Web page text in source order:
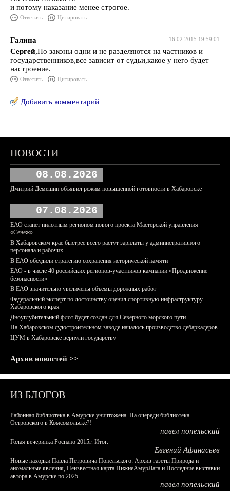
и потому наказание менее строгое.
Ответить Цитировать
16.02.2015 19:59:01
Галина
Сергей,Но законы одни и не разделяются на частников и
государственников,все зависит от судьи,какое у него будет
настроение.
Ответить Цитировать
Добавить комментарий
НОВОСТИ
08.08.2026
Дмитрий Демешин объявил режим повышенной готовности в Хабаровске
07.08.2026
ЕАО станет пилотным регионом нового проекта Мастерской управления
«Сенеж»
В Хабаровском крае быстрее всего растут зарплаты у административного
персонала и рабочих
В ЕАО обсудили стратегию сохранения исторической памяти
ЕАО - в числе 40 российских регионов-участников кампании «Продвижение
безопасности»
В ЕАО значительно увеличены объемы дорожных работ
Федеральный эксперт по достоинству оценил спортивную инфраструктуру
Хабаровского края
Дноуглубительный флот будет создан для Северного морского пути
На Хабаровском судостроительном заводе началось производство дебаркадеров
ЦУМ в Хабаровске вернули государству
Архив новостей >>
ИЗ БЛОГОВ
Районная библиотека в Амурске уничтожена. На очереди библиотека
Островского в Комсомольске?!
павел попельский
Голая вечеринка Роснано 2015г. Итог.
Евгений Афанасьев
Новые находки Павла Петровича Попельского: Архив газеты Природа и
аномальные явления, Неизвестная карта НижнеАмурЛага и Последние выставки
автора в Амурске по 2025
павел попельский